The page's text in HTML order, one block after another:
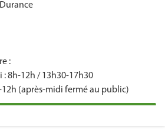
:
: 8h-12h / 13h30-17h30
12h (après-midi fermé au public)